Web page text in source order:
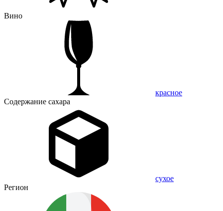
Вино
красное
Содержание сахара
сухое
Регион